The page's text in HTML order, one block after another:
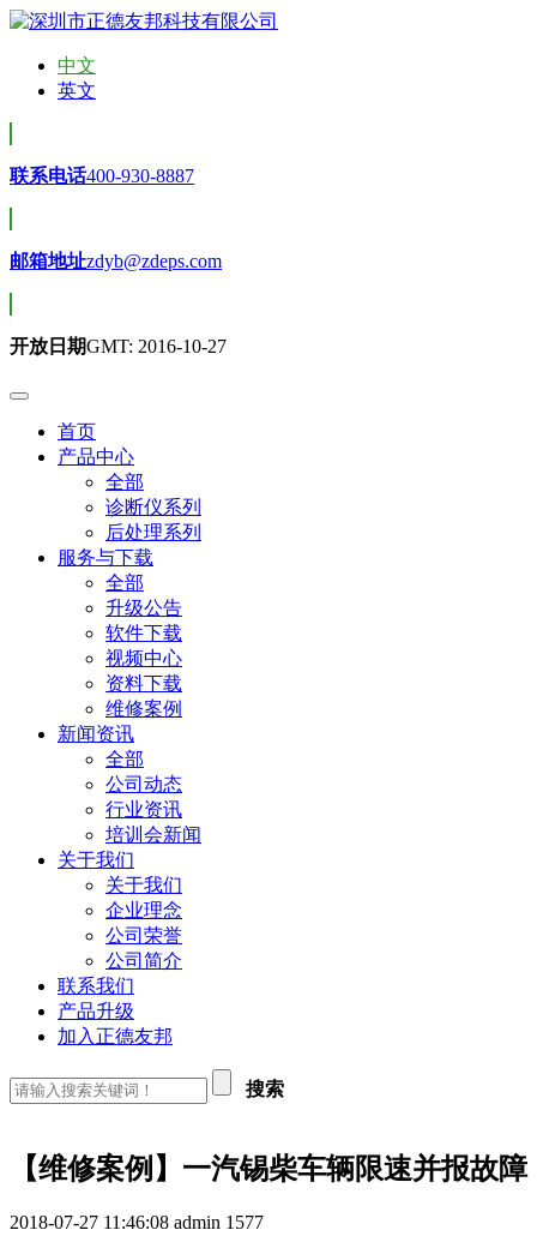
中文
英文
联系电话400-930-8887
邮箱地址zdyb@zdeps.com
开放日期GMT: 2016-10-27
首页
产品中心
全部
诊断仪系列
后处理系列
服务与下载
全部
升级公告
软件下载
视频中心
资料下载
维修案例
新闻资讯
全部
公司动态
行业资讯
培训会新闻
关于我们
关于我们
企业理念
公司荣誉
公司简介
联系我们
产品升级
加入正德友邦
搜索
【维修案例】一汽锡柴车辆限速并报故障
2018-07-27 11:46:08 admin 1577